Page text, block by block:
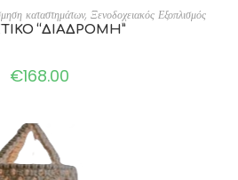
TO CART
καταστημάτων, Ξενοδοχειακός Εξοπλισμός
“ΔΙΑΔΡΟΜΗ”
€168.00